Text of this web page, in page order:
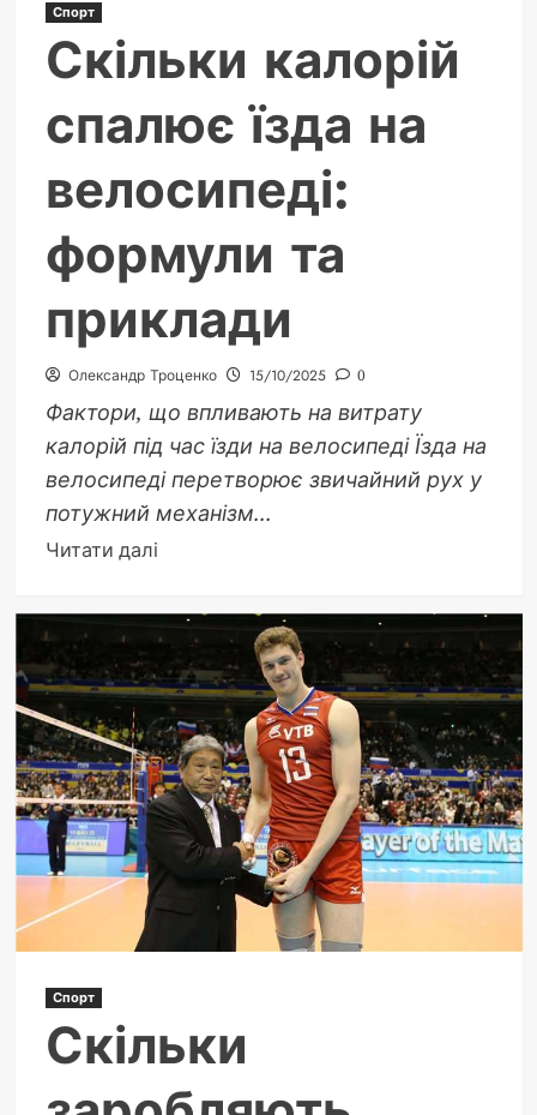
Спорт
Скільки калорій
спалює їзда на
велосипеді:
формули та
приклади
Олександр Троценко 15/10/2025 0
Фактори, що впливають на витрату
калорій під час їзди на велосипеді Їзда на
велосипеді перетворює звичайний рух у
потужний механізм...
Читати даліДокладніше
Скільки
калорій
спалює
їзда
на
велосипеді:
формули
та
приклади
Спорт
Скільки